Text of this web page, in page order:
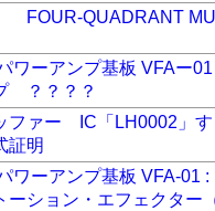
FOUR-QUADRANT
ワーアンプ基板 VFAー
？？？？
ファー IC「LH0002」
証明
ワーアンプ基板 VFA-01 :
ーション・エフェクター